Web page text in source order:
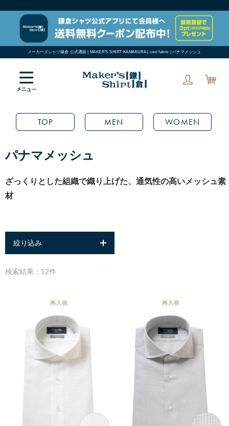
メーカーズシャツ鎌倉 公式通販 | MAKER'S SHIRT KAMAKURA | cool fabric | パナマメッシュ
TOP MEN WOMEN
パナマメッシュ
ざっくりとした組織で織り上げた、通気性の高いメッシュ素
材
絞り込み
検索結果：12件